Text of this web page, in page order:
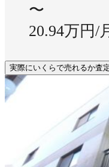
〜
20.94万円/
実際にいくらで売れるか査